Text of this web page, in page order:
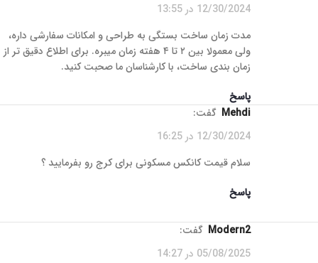
12/30/2024 در 13:55
مدت زمان ساخت بستگی به طراحی و امکانات سفارشی داره،
ولی معمولا بین ۲ تا ۴ هفته زمان میبره. برای اطلاع دقیق‌ تر از
زمان‌ بندی ساخت، با کارشناسان ما صحبت کنید.
پاسخ
Mehdi
گفت:
12/30/2024 در 16:25
سلام قیمت کانکس مسکونی برای کرج رو بفرمایید ؟
پاسخ
Modern2
گفت:
05/08/2025 در 14:27